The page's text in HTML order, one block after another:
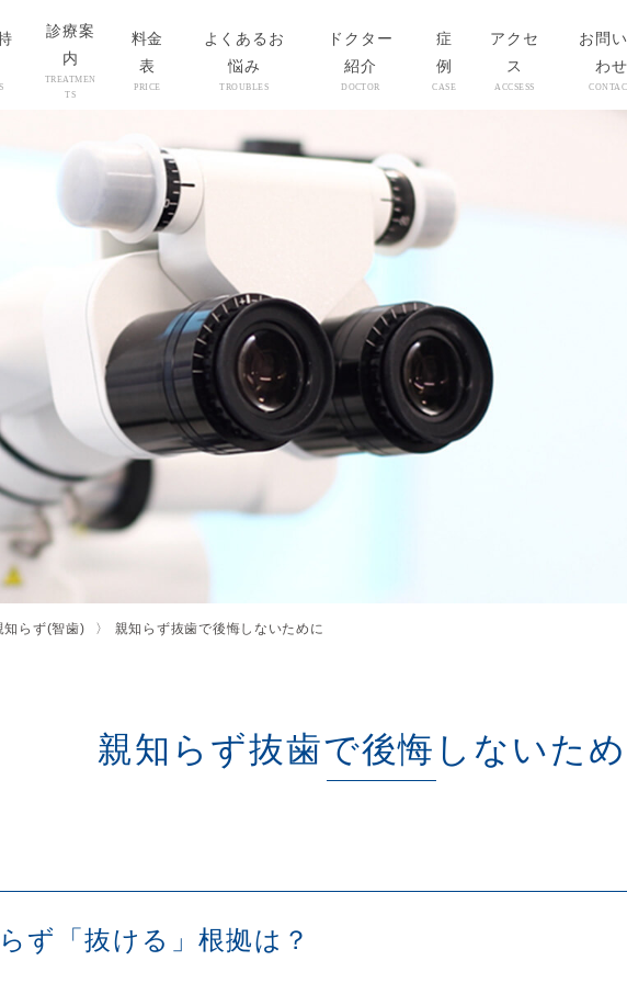
診療案
内
TREATMEN
TS
料金
表
PRICE
よくあるお
悩み
TROUBLES
ドクター
紹介
DOCTOR
症
例
CASE
アクセ
ス
ACCSESS
お問
わせ
知らず(智歯) 親知らず抜歯で後悔しないために
親知らず抜歯で後悔しないた
ず「抜ける」 根拠は？